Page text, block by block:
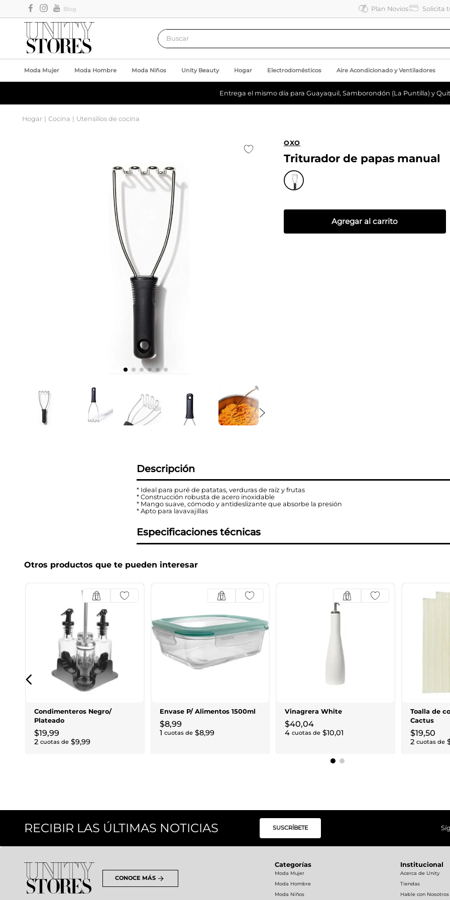
Blog Plan Novios Solicita
Buscar
Moda Mujer Moda Hombre Moda Niños Unity Beauty Hogar Electrodomésticos Aire Acondicionado y Ventiladores
Entrega el mismo día para Guayaquil, Samborondón (La Puntilla) y
Hogar Cocina Utensilios de cocina
OXO
Triturador de papas manual
Agregar al carrito
Descripción
* Ideal para puré de patatas, verduras de raíz y frutas
* Construcción robusta de acero inoxidable
* Mango suave, cómodo y antideslizante que absorbe la presión
* Apto para lavavajillas
Especificaciones técnicas
Otros productos que te pueden interesar
Condimenteros Negro/
Plateado
$19,99
2 cuotas de $9,99
Envase P/ Alimentos 1500ml
$8,99
1 cuotas de $8,99
Vinagrera White
$40,04
4 cuotas de $10,01
Toalla de
Cactus
$19,50
2 cuotas de
RECIBIR LAS ÚLTIMAS NOTICIAS SUSCRÍBETE
CONOCE MÁS
Categorías
Moda Mujer
Moda Hombre
Moda Niños
Institucional
Acerca de Unity
Tiendas
Hable con Nosotros